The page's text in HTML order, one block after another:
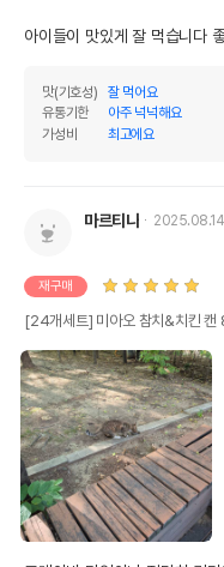
원료구성
* 해
상품 필수 정보
품명 및 모델명
법에 의한 인증,허가 등을
받았음을 확인할수 있는
경우 그에 대한 사항
제조국 또는 원산지
제조자,수입품의 경우
수입자를 함께 표기
아이들이 맛있게 잘 먹습니다
맛(기호성)
잘 먹어요
유통기한
아주 넉넉해요
가성비
최고에요
마르티나 2025.08.14
재구매
[24개세트] 미아오 참치&치킨